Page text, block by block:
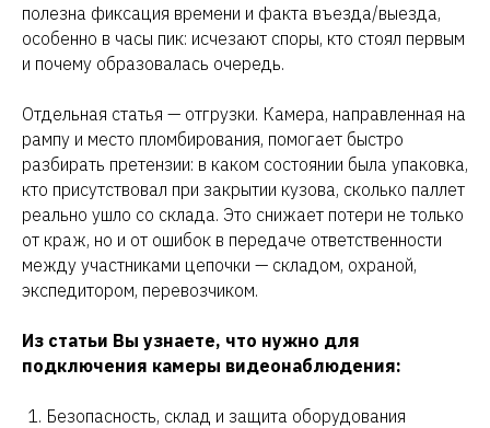
полезна фиксация времени и факта въезда/выезда,
особенно в часы пик: исчезают споры, кто стоял первым
и почему образовалась очередь.
Отдельная статья — отгрузки. Камера, направленная на
рампу и место пломбирования, помогает быстро
разбирать претензии: в каком состоянии была упаковка,
кто присутствовал при закрытии кузова, сколько паллет
реально ушло со склада. Это снижает потери не только
от краж, но и от ошибок в передаче ответственности
между участниками цепочки — складом, охраной,
экспедитором, перевозчиком.
Из статьи Вы узнаете, что нужно для
подключения камеры видеонаблюдения:
Безопасность, склад и защита оборудования